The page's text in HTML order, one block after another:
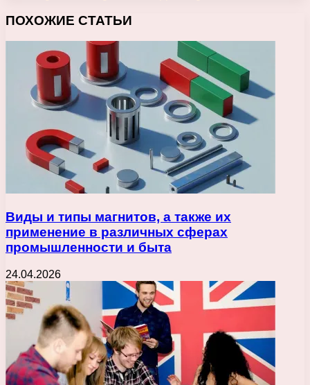
ПОХОЖИЕ СТАТЬИ
Виды и типы магнитов, а также их
применение в различных сферах
промышленности и быта
24.04.2026